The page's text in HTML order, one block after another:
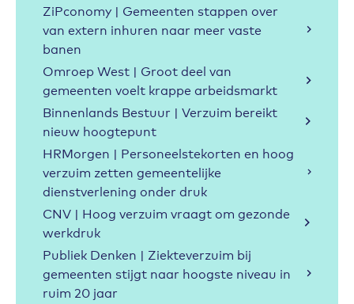
ZiPconomy | Gemeenten stappen over
van extern inhuren naar meer vaste
banen
Omroep West | Groot deel van
gemeenten voelt krappe arbeidsmarkt
Binnenlands Bestuur | Verzuim bereikt
nieuw hoogtepunt
HRMorgen | Personeelstekorten en hoog
verzuim zetten gemeentelijke
dienstverlening onder druk
CNV | Hoog verzuim vraagt om gezonde
werkdruk
Publiek Denken | Ziekteverzuim bij
gemeenten stijgt naar hoogste niveau in
ruim 20 jaar